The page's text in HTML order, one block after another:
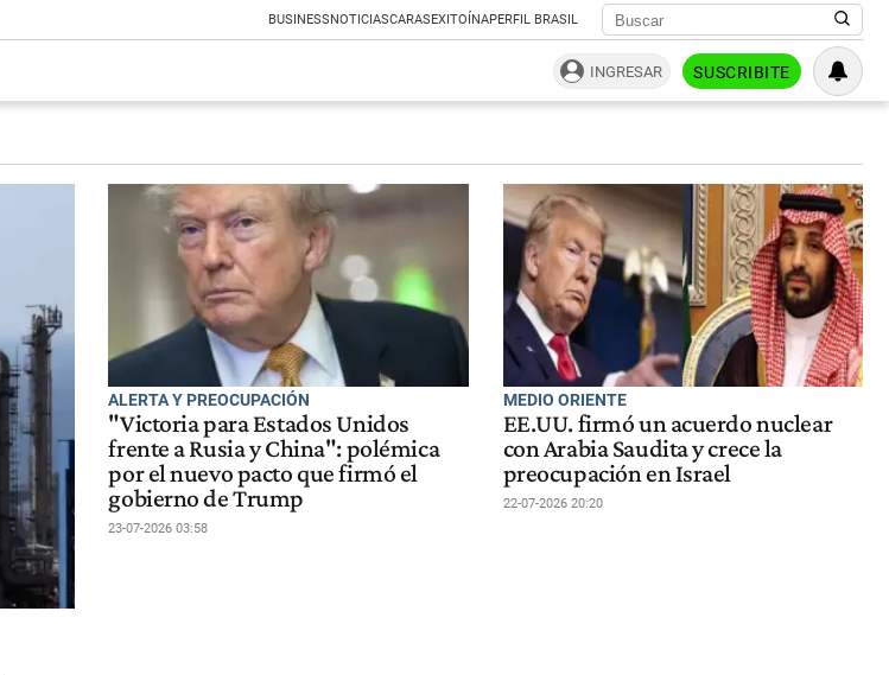
BUSINESSNOTICIASCARASEXITOÍNAPERFIL BRASIL
INGRESAR SUSCRIBITE
ALERTA Y PREOCUPACIÓN
"Victoria para Estados Unidos
frente a Rusia y China": polémica
por el nuevo pacto que firmó el
gobierno de Trump
23-07-2026 03:58
MEDIO ORIENTE
EE.UU. firmó un acuerdo nuclear
con Arabia Saudita y crece la
preocupación en Israel
22-07-2026 20:20